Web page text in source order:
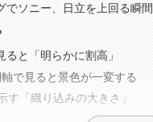
でソニー、日立を上回る瞬間
と「明らかに割高」
で見ると景色が一変する
す「織り込みの大きさ」